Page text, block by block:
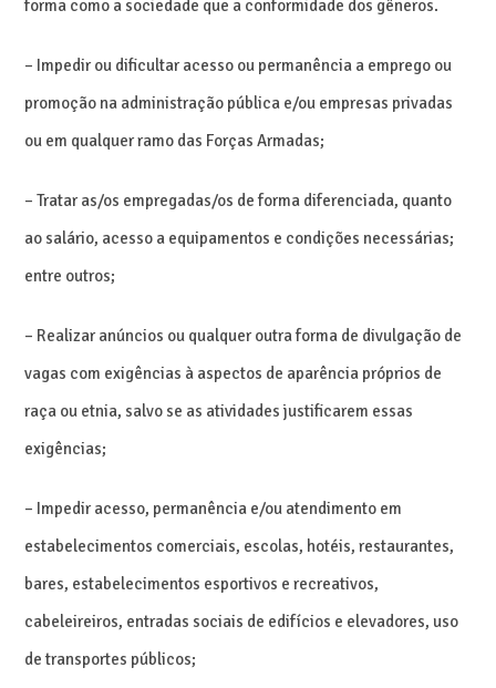
forma como a sociedade que a conformidade dos gêneros.
– Impedir ou dificultar acesso ou permanência a emprego ou
promoção na administração pública e/ou empresas privadas
ou em qualquer ramo das Forças Armadas;
– Tratar as/os empregadas/os de forma diferenciada, quanto
ao salário, acesso a equipamentos e condições necessárias;
entre outros;
– Realizar anúncios ou qualquer outra forma de divulgação de
vagas com exigências à aspectos de aparência próprios de
raça ou etnia, salvo se as atividades justificarem essas
exigências;
– Impedir acesso, permanência e/ou atendimento em
estabelecimentos comerciais, escolas, hotéis, restaurantes,
bares, estabelecimentos esportivos e recreativos,
cabeleireiros, entradas sociais de edifícios e elevadores, uso
de transportes públicos;